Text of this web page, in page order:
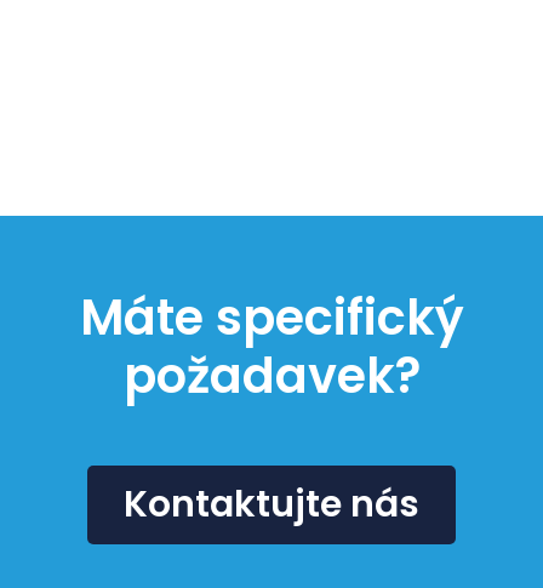
Máte specifický
požadavek?
Kontaktujte nás